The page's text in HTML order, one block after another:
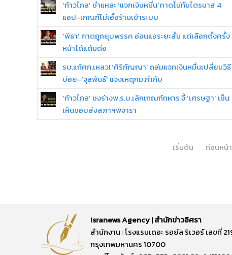
‘ก้าวไกล’ ชำแหละ ‘แจกเงินหมื่น’คาดไม่ทันไตรมาส 4
แอป-เกณฑ์ไม่เอื้อร้านเข้าระบบ
‘พิธา’ คาดถูกยุบพรรค อ่อนแอระยะสั้น แต่เลือกตั้งครั้ง
หน้าได้แต้มต่อ
รบ.แก้ศก.เหลว! ‘ศิริกัญญา’ ถล่มแจกเงินหมื่นเปลี่ยนวิธี
บ่อย-‘จุลพันธ์’ แจงเหตุกม.กำกับ
‘ก้าวไกล’ ชงร่างพ.ร.บ.เลิกเกณฑ์ทหาร จี้ ‘เศรษฐา’ เซ็น
เห็นชอบส่งสภาฯพิจารา
เริ่มต้น
ก่อนหน้า
Isranews Agency | สำนักข่าวอิศรา
สำนักงาน : โรงแรมเดอะ รอยัล ริเวอร์ เลข
กรุงเทพมหานคร 10700